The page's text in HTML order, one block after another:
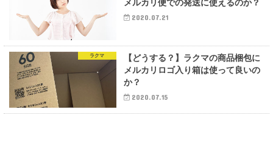
メルカリ便での発送に使えるのか？
2020.07.21
ラクマ
【どうする？】ラクマの商品梱包に
メルカリロゴ入り箱は使って良いの
か？
2020.07.15